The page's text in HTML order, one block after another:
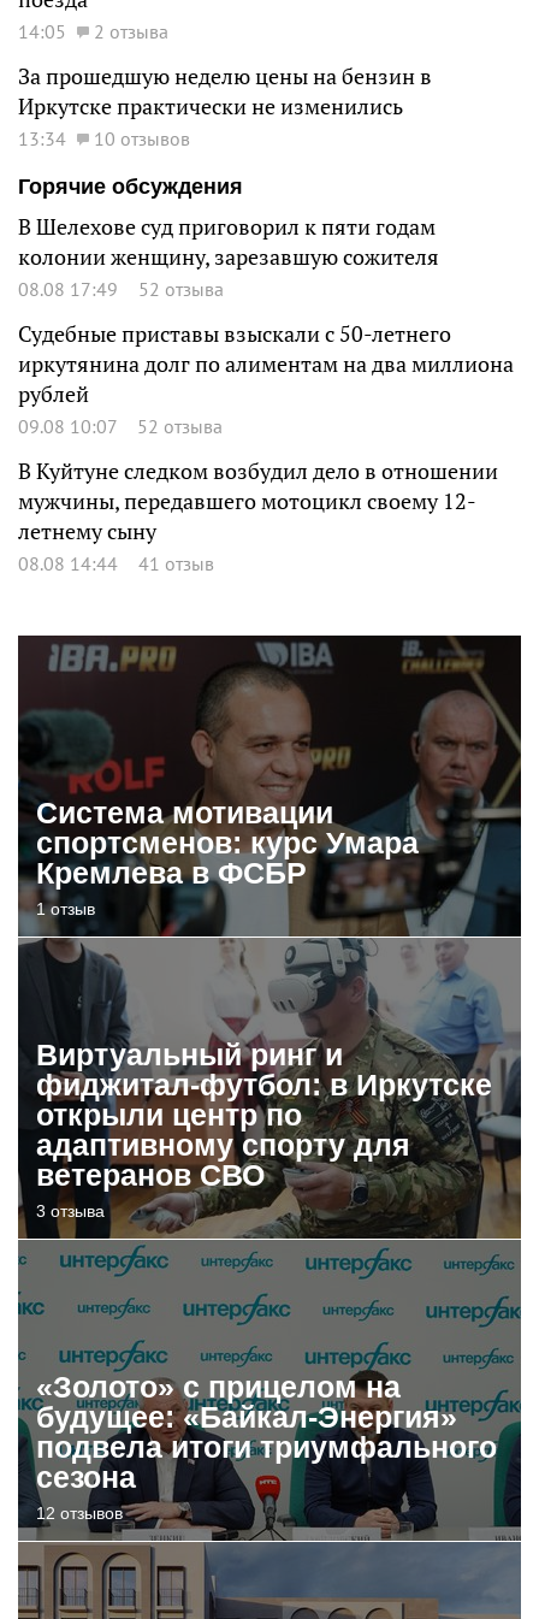
14:05 2 отзыва
За прошедшую неделю цены на бензин в
Иркутске практически не изменились
13:34
10 отзывов
Горячие обсуждения
В Шелехове суд приговорил к пяти годам
колонии женщину, зарезавшую сожителя
08.08 17:49 52 отзыва
Судебные приставы взыскали с 50-летнего
иркутянина долг по алиментам на два миллиона
рублей
09.08 10:07 52 отзыва
В Куйтуне следком возбудил дело в отношении
мужчины, передавшего мотоцикл своему 12-
летнему сыну
08.08 14:44 41 отзыв
Система мотивации
спортсменов: курс Умара
Кремлева в ФСБР
1 отзыв
Виртуальный ринг и
фиджитал-футбол: в Иркутске
открыли центр по
адаптивному спорту для
ветеранов СВО
3 отзыва
«Золото» с прицелом на
будущее: «Байкал-Энергия»
подвела итоги триумфального
сезона
12 отзывов